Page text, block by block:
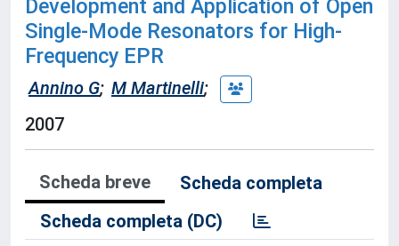
Development and Application of Open
Single-Mode Resonators for High-
Frequency EPR
Annino G; M Martinelli;
2007
Scheda breve
Scheda completa
Scheda completa (DC)